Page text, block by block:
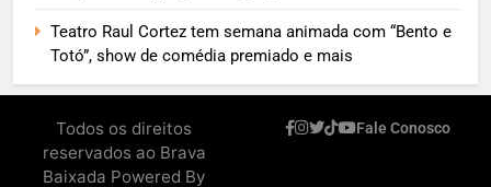
Teatro Raul Cortez tem semana animada com “Bento e
Totó”, show de comédia premiado e mais
Todos os direitos
reservados ao Brava
Baixada Powered By
Fale Conosco